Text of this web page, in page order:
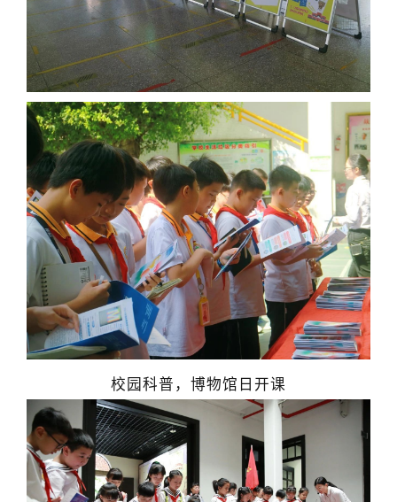
校园科普，博物馆日开课